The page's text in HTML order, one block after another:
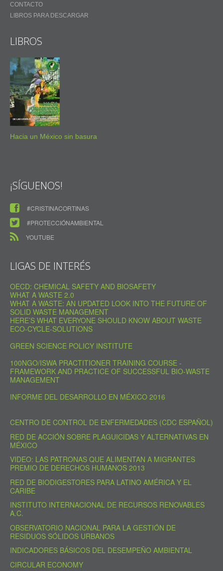
CONTACTO
LIBROS PARA DESCARGAR
LIBROS
Hacia un México sin basura
¡SÍGUENOS!
#CRISTINACORTINAS
#PROTECCIÓNAMBIENTAL
YOUTUBE
LIGAS DE INTERÉS
OECD: CHEMICAL SAFETY AND BIOSAFETY
WHAT A WASTE 2.0
WHAT A WASTE: AN UPDATED LOOK INTO THE FUTURE OF
SOLID WASTE MANAGEMENT
HERE’S WHAT EVERYONE SHOULD KNOW ABOUT WASTE
ECO-CYCLE-SOLUTIONS
GREEN SCIENCE POLICY INSTITUTE
100NGO/ISWA PRACTITIONER TRAINING COURSE -
FRAMEWORK AND PRACTICE OF SUCCESSFUL BIO-WASTE
MANAGEMENT
INFORME DEL DESARROLLO EN MÉXICO 2016
CENTRO DE CONTROL DE ENFERMEDADES (CDC ESPAÑOL)
RED DE ACCIÓN SOBRE PLAGUICIDAS Y ALTERNATIVAS EN
MÉXICO
VIDEO: LAS PATRONAS QUE ALIMENTAN A MIGRANTES
PREMIO DE DERECHOS HUMANOS 2013
RED DE BIODIGESTORES PARA LATINO AMÉRICA Y EL
CARIBE
INSTITUTO INTERNACIONAL DE RECURSOS RENOVABLES
A.C.
OBSERVATORIO NACIONAL PARA LA GESTIÓN DE
RESIDUOS SÓLIDOS URBANOS
INDICADORES BÁSICOS DEL DESEMPEÑO AMBIENTAL
CIRCULAR ECONOMY